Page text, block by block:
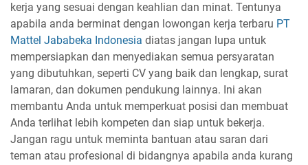
kerja yang sesuai dengan keahlian dan minat. Tentunya
apabila anda berminat dengan lowongan kerja terbaru PT
Mattel Jababeka Indonesia diatas jangan lupa untuk
mempersiapkan dan menyediakan semua persyaratan
yang dibutuhkan, seperti CV yang baik dan lengkap, surat
lamaran, dan dokumen pendukung lainnya. Ini akan
membantu Anda untuk memperkuat posisi dan membuat
Anda terlihat lebih kompeten dan siap untuk bekerja.
Jangan ragu untuk meminta bantuan atau saran dari
teman atau profesional di bidangnya apabila anda kurang